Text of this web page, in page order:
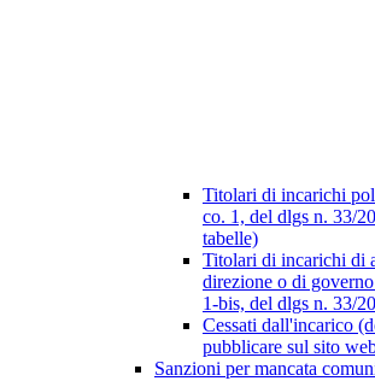
Titolari di incarichi
co. 1, del dlgs n. 33/
tabelle)
Titolari di incarichi di
direzione o di
1-bis, del dlgs n. 33/
Cessati dall'incarico
pubblicare sul sito
Sanzioni per mancata